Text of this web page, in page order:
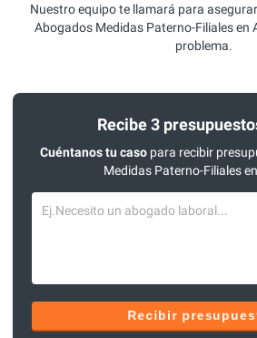
Nuestro equipo te llamará para
Abogados Medidas Paterno-Filiales en
problema.
Recibe 3
Cuéntanos tu casopara recibir
Medidas Paterno-Filiales
Recibir